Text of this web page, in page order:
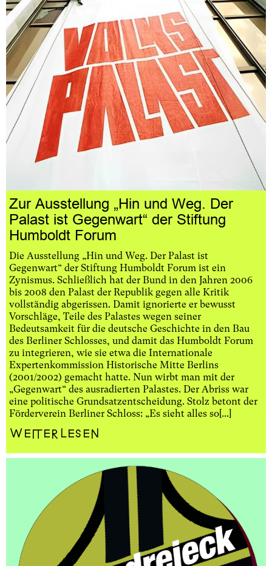
Zur Ausstellung „Hin und Weg. Der
Palast ist Gegenwart“ der Stiftung
Humboldt Forum
Die Ausstellung „Hin und Weg. Der Palast ist
Gegenwart“ der Stiftung Humboldt Forum ist ein
Zynismus. Schließlich hat der Bund in den Jahren 2006
bis 2008 den Palast der Republik gegen alle Kritik
vollständig abgerissen. Damit ignorierte er bewusst
Vorschläge, Teile des Palastes wegen seiner
Bedeutsamkeit für die deutsche Geschichte in den Bau
des Berliner Schlosses, und damit das Humboldt Forum
zu integrieren, wie sie etwa die Internationale
Expertenkommission Historische Mitte Berlins
(2001/2002) gemacht hatte. Nun wirbt man mit der
„Gegenwart“ des ausradierten Palastes. Der Abriss war
eine politische Grundsatzentscheidung. Stolz betont der
Förderverein Berliner Schloss: „Es sieht alles so[...]
Weiterlesen